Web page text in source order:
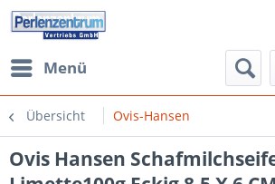
Menü
Übersicht Ovis-Hansen
Ovis Hansen